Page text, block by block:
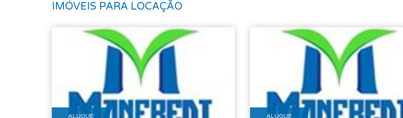
IMÓVEIS PARA LOCAÇÃO
ALUGUE ALUGUE